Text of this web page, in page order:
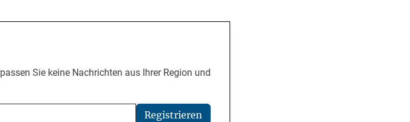
Sie keine Nachrichten aus Ihrer Region und
Registrieren